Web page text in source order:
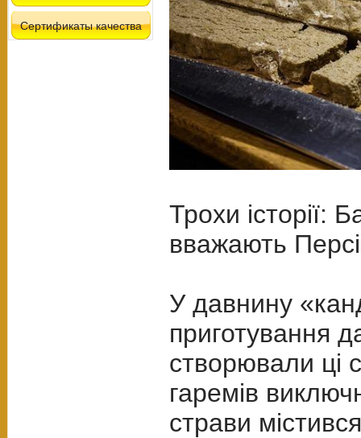
Сертификаты качества
Трохи історії:
вважають
У давнину
приготування
створювали ці
гаремів
страви